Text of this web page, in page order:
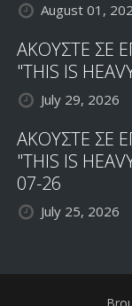
August 01,
ΑΚΟΥΣΤΕ ΣΕ
"THIS IS
July 29, 2026
ΑΚΟΥΣΤΕ ΣΕ
"THIS IS
07-26
July 25, 2026